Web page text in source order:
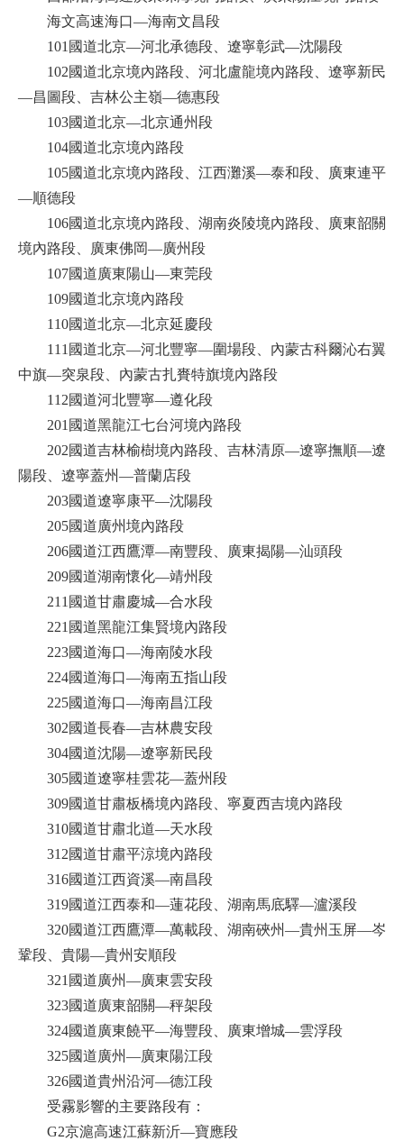
海文高速海口—海南文昌段
101國道北京—河北承德段、遼寧彰武—沈陽段
102國道北京境內路段、河北盧龍境內路段、遼寧新民
—昌圖段、吉林公主嶺—德惠段
103國道北京—北京通州段
104國道北京境內路段
105國道北京境內路段、江西灘溪—泰和段、廣東連平
—順德段
106國道北京境內路段、湖南炎陵境內路段、廣東韶關
境內路段、廣東佛岡—廣州段
107國道廣東陽山—東莞段
109國道北京境內路段
110國道北京—北京延慶段
111國道北京—河北豐寧—圍場段、內蒙古科爾沁右翼
中旗—突泉段、內蒙古扎賚特旗境內路段
112國道河北豐寧—遵化段
201國道黑龍江七台河境內路段
202國道吉林榆樹境內路段、吉林清原—遼寧撫順—遼
陽段、遼寧蓋州—普蘭店段
203國道遼寧康平—沈陽段
205國道廣州境內路段
206國道江西鷹潭—南豐段、廣東揭陽—汕頭段
209國道湖南懷化—靖州段
211國道甘肅慶城—合水段
221國道黑龍江集賢境內路段
223國道海口—海南陵水段
224國道海口—海南五指山段
225國道海口—海南昌江段
302國道長春—吉林農安段
304國道沈陽—遼寧新民段
305國道遼寧桂雲花—蓋州段
309國道甘肅板橋境內路段、寧夏西吉境內路段
310國道甘肅北道—天水段
312國道甘肅平涼境內路段
316國道江西資溪—南昌段
319國道江西泰和—蓮花段、湖南馬底驛—瀘溪段
320國道江西鷹潭—萬載段、湖南硤州—貴州玉屏—岑
鞏段、貴陽—貴州安順段
321國道廣州—廣東雲安段
323國道廣東韶關—秤架段
324國道廣東饒平—海豐段、廣東增城—雲浮段
325國道廣州—廣東陽江段
326國道貴州沿河—德江段
受霧影響的主要路段有：
G2京滬高速江蘇新沂—寶應段